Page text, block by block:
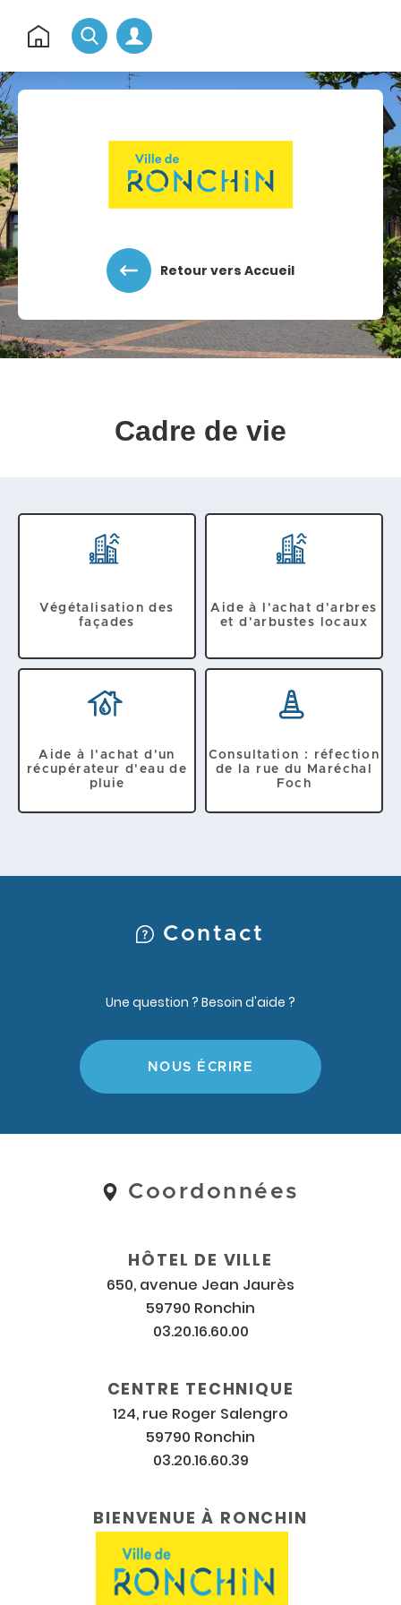
Accéder au menu
Retour
l'accueil
Rechercher
Retour vers Accueil
Cadre de vie
Végétalisation des
façades
Aide à l'achat d'arbres
et d'arbustes locaux
Aide à l'achat d'un
récupérateur d'eau de
pluie
Consultation : réfection
de la rue du Maréchal
Foch
Coordonnées
Coordonnées
horaires
HÔTEL DE VILLE
650, avenue Jean Jaurès
59790 Ronchin
03.20.16.60.00
CENTRE TECHNIQUE
124, rue Roger Salengro
59790 Ronchin
03.20.16.60.39
BIENVENUE À RONCHIN
Contact
Une question ? Besoin d'aide ?
NOUS ÉCRIRE